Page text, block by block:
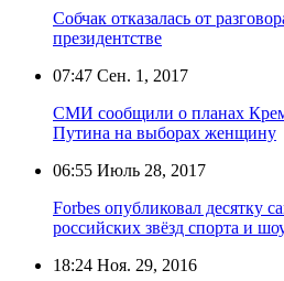
Собчак отказалась от
президентстве
07:47 Сен. 1, 2017
СМИ сообщили о планах
Путина на выборах женщину
06:55 Июль 28, 2017
Forbes опубликовал десятку
российских звёзд спорта и
18:24 Ноя. 29, 2016